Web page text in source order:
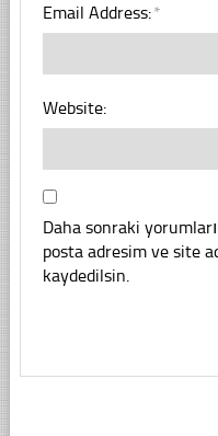
Email Address:*
Website:
Daha sonraki
posta adresim ve site
kaydedilsin.